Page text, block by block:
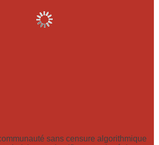
sans censure algorithmique